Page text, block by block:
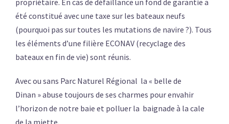
propriétaire. En cas de défaillance un fond de garantie a
été constitué avec une taxe sur les bateaux neufs
(pourquoi pas sur toutes les mutations de navire ?). Tous
les éléments d’une filière ECONAV (recyclage des
bateaux en fin de vie) sont réunis.
Avec ou sans Parc Naturel Régional la « belle de
Dinan » abuse toujours de ses charmes pour envahir
l’horizon de notre baie et polluer la baignade à la cale
de la miette.